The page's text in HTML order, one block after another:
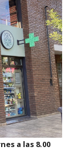
a las 8.00